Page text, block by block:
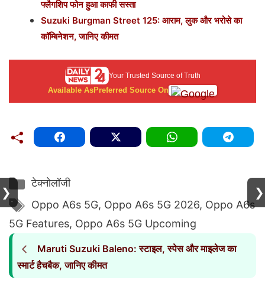
फ्लैगशिप फोन हुआ काफी सस्ता
Suzuki Burgman Street 125: आराम, लुक और भरोसे का
कॉम्बिनेशन, जानिए कीमत
Your Trusted Source of Truth
Available AsPreferred Source On
Categories
टेक्नोलॉजी
Tags
Oppo A6s 5G, Oppo A6s 5G 2026, Oppo A6s
5G Features, Oppo A6s 5G Upcoming
Maruti Suzuki Baleno: स्टाइल, स्पेस और माइलेज का
स्मार्ट हैचबैक, जानिए कीमत
❯ ❯